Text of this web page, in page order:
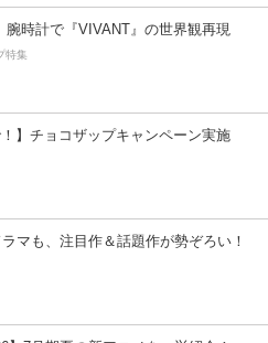
腕時計で『VIVANT』の世界観再現
特集
！】チョコザップキャンペーン実施
マも、注目作＆話題作が勢ぞろい！